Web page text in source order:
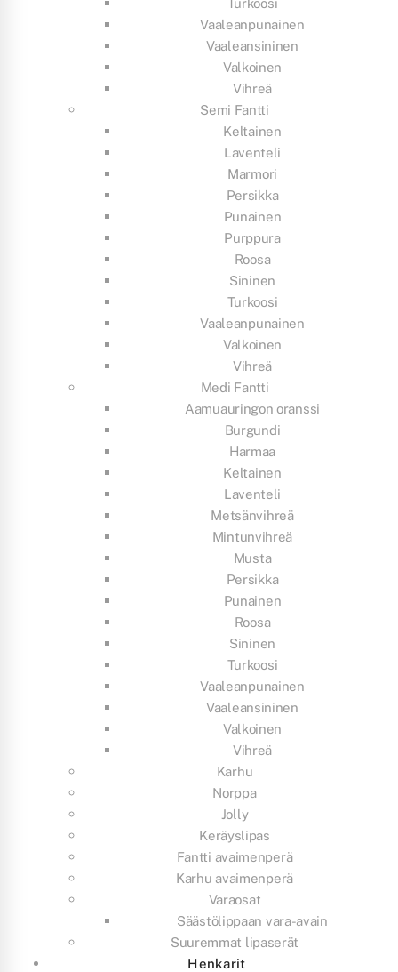
Vaaleanpunainen
Vaaleansininen
Valkoinen
Vihreä
Semi Fantti
Keltainen
Laventeli
Marmori
Persikka
Punainen
Purppura
Roosa
Sininen
Turkoosi
Vaaleanpunainen
Valkoinen
Vihreä
Medi Fantti
Aamuauringon oranssi
Burgundi
Harmaa
Keltainen
Laventeli
Metsänvihreä
Mintunvihreä
Musta
Persikka
Punainen
Roosa
Sininen
Turkoosi
Vaaleanpunainen
Vaaleansininen
Valkoinen
Vihreä
Karhu
Norppa
Jolly
Keräyslipas
Fantti avaimenperä
Karhu avaimenperä
Varaosat
Säästölippaan vara-avain
Suuremmat lipaserät
Henkarit